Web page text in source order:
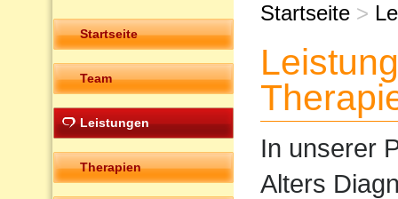
Startseite
Team
Leistungen
Therapien
Startseite >
In unserer
Alters